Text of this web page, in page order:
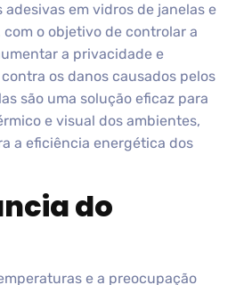
em vidros de janelas e
o objetivo de controlar a
a privacidade e
os danos causados pelos
são uma solução eficaz para
e visual dos ambientes,
a eficiência energética dos
do
e a preocupação